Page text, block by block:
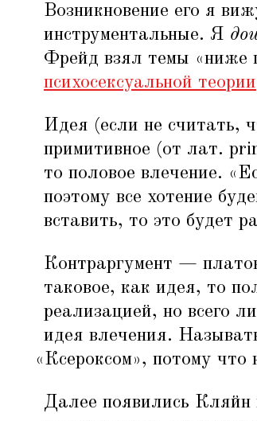
Возникновение его я
инструментальные. Я
Фрейд взял темы «ниже
психосексуальной теории
Идея (если не считать,
примитивное (от лат.
то половое влечение. «
поэтому все хотение
вставить, то это будет
Контраргумент —
таковое, как идея, то
реализацией, но всего
идея влечения.
«Ксероксом», потому что
Далее появились Кляйн